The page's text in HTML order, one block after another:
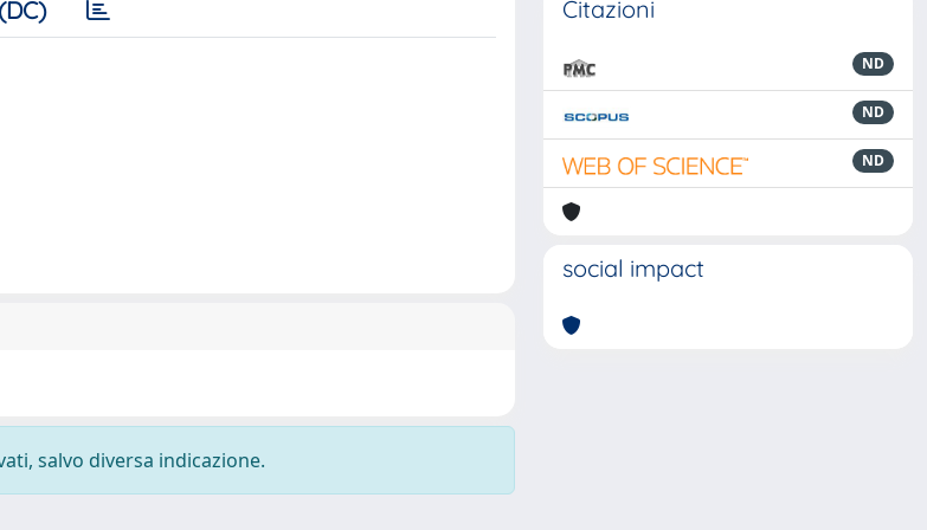
salvo diversa indicazione.
Citazioni
ND
ND
ND
social impact